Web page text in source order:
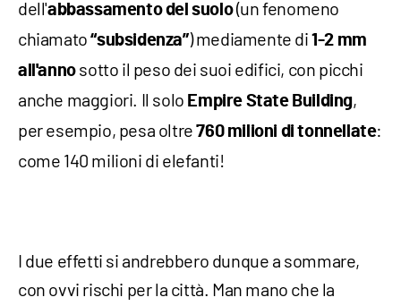
dell'abbassamento del suolo(un fenomeno
chiamato“subsidenza”) mediamente di1-2 mm
all'annosotto il peso dei suoi edifici, con picchi
anche maggiori. Il solo Empire State Building,
per esempio, pesa oltre760 milioni di tonnellate:
come 140 milioni di elefanti!
I due effetti si andrebbero dunque a sommare,
con ovvi rischi per la città. Man mano che la